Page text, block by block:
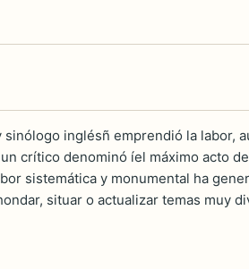
inglésñ emprendió la labor,
crítico denominó íel máximo acto
sistemática y monumental ha
situar o actualizar temas muy